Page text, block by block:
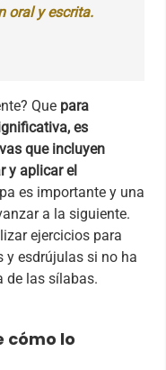
oral y escrita.
Que para
es
que incluyen
y aplicar el
es importante y una
a la siguiente.
ejercicios para
y esdrújulas si no ha
de las sílabas.
cómo lo